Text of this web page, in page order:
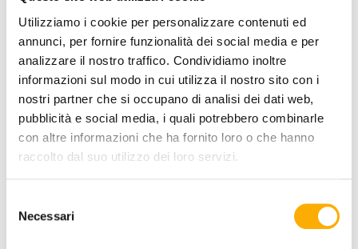
Utilizziamo i cookie per personalizzare contenuti ed
annunci, per fornire funzionalità dei social media e per
analizzare il nostro traffico. Condividiamo inoltre
informazioni sul modo in cui utilizza il nostro sito con i
nostri partner che si occupano di analisi dei dati web,
pubblicità e social media, i quali potrebbero combinarle
con altre informazioni che ha fornito loro o che hanno
raccolto dal suo utilizzo dei loro servizi.
delNecessari